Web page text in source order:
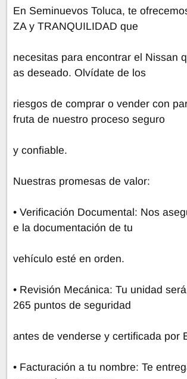
En Seminuevos Toluca, te
ZA y TRANQUILIDAD que
necesitas para encontrar el Nissan
as deseado. Olvídate de los
riesgos de comprar o vender con
fruta de nuestro proceso seguro
y confiable.
Nuestras promesas de valor:
• Verificación Documental: Nos
e la documentación de tu
vehículo esté en orden.
• Revisión Mecánica: Tu unidad
265 puntos de seguridad
antes de venderse y certificada por
• Facturación a tu nombre: Te